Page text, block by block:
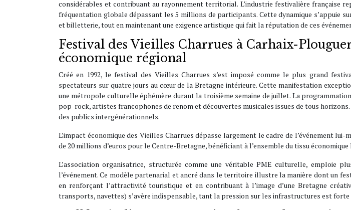
considérables et contribuant au rayonnement territorial. L’industrie festivalière française
fréquentation globale dépassant les 5 millions de participants. Cette dynamique s’appuie
et billetterie, tout en maintenant une exigence artistique qui fait la réputation de ces
Festival des Vieilles Charrues à Carhaix-
économique régional
Créé en 1992, le festival des Vieilles Charrues s’est imposé comme le plus grand
spectateurs sur quatre jours au cœur de la Bretagne intérieure. Cette manifestation
une métropole culturelle éphémère durant la troisième semaine de juillet. La
pop-rock, artistes francophones de renom et découvertes musicales issues de tous
des publics intergénérationnels.
L’impact économique des Vieilles Charrues dépasse largement le cadre de l’événement
de 20 millions d’euros pour le Centre-Bretagne, bénéficiant à l’ensemble du tissu
L’association organisatrice, structurée comme une véritable PME culturelle, emploie
l’événement. Ce modèle partenarial et ancré dans le territoire illustre la manière dont un
en renforçant l’attractivité touristique et en contribuant à l’image d’une Bretagne
transports, navettes) s’avère indispensable, tant la pression sur les infrastructures est